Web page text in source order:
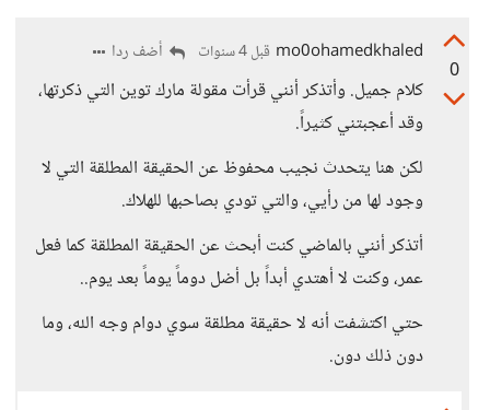
0
mo0ohamedkhaled قبل 4 سنوات أضف ردا
كلام جميل. وأتذكر أنني قرأت مقولة مارك توين التي ذكرتها،
وقد أعجبتني كثيراً.
لكن هنا يتحدث نجيب محفوظ عن الحقيقة المطلقة التي لا
وجود لها من رأيي، والتي تودي بصاحبها للهلاك.
أتذكر أنني بالماضي كنت أبحث عن الحقيقة المطلقة كما فعل
عمر، وكنت لا أهتدي أبداً بل أضل دوماً يوماً بعد يوم..
حتي اكتشفت أنه لا حقيقة مطلقة سوي دوام وجه الله، وما
دون ذلك دون.